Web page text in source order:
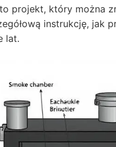
projekt, który można
instrukcję, jak
lat.